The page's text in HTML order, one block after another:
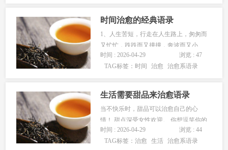
颗发亮的星，寥…...
时间治愈的经典语录
1、人生苦短，行走在人生路上，匆匆而
又忙忙，跌跌而又撞撞，奔波而又小
心，劳累而又费心，一生，留下什么，
又得到什么。细想，活着，就该尽力活
看淡，放松，人不可太精，事不可…...
时间 : 2026-04-29
浏览 : 47
TAG标签： 时间 治愈 治愈系语录
生活需要甜品来治愈语录
当不快乐时，甜品可以治愈自己的心
情！ 甜点深受女性欢迎。 你想逗笑你的
女朋友吗？ 跟随小编的脚步，看一看甜
品治愈语录。1、慕斯蛋糕：把一大勺慕
时间 : 2026-04-29
浏览 : 44
TAG标签：治愈 生活 治愈系语录